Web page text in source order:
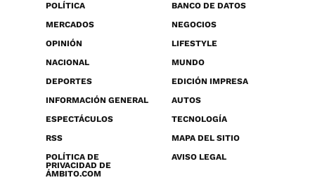
POLÍTICA
BANCO DE DATOS
MERCADOS
NEGOCIOS
OPINIÓN
LIFESTYLE
NACIONAL
MUNDO
DEPORTES
EDICIÓN IMPRESA
INFORMACIÓN GENERAL
AUTOS
ESPECTÁCULOS
TECNOLOGÍA
RSS
MAPA DEL SITIO
POLÍTICA DE
PRIVACIDAD DE
ÁMBITO.COM
AVISO LEGAL